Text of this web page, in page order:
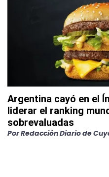
Argentina cayó en el
liderar el ranking
sobrevaluadas
PorRedacción Diario de